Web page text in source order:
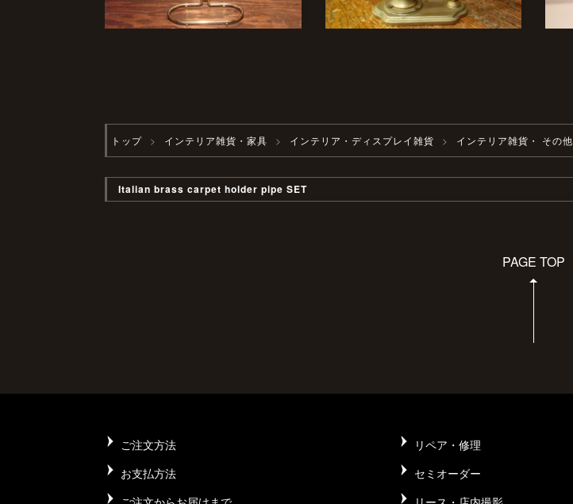
トップ インテリア雑貨・家具 インテリア・ディスプレイ雑貨 インテリア雑貨・ その他
Italian brass carpet holder pipe SET
PAGE TOP
ご注文方法
リペア・修理
お支払方法
セミオーダー